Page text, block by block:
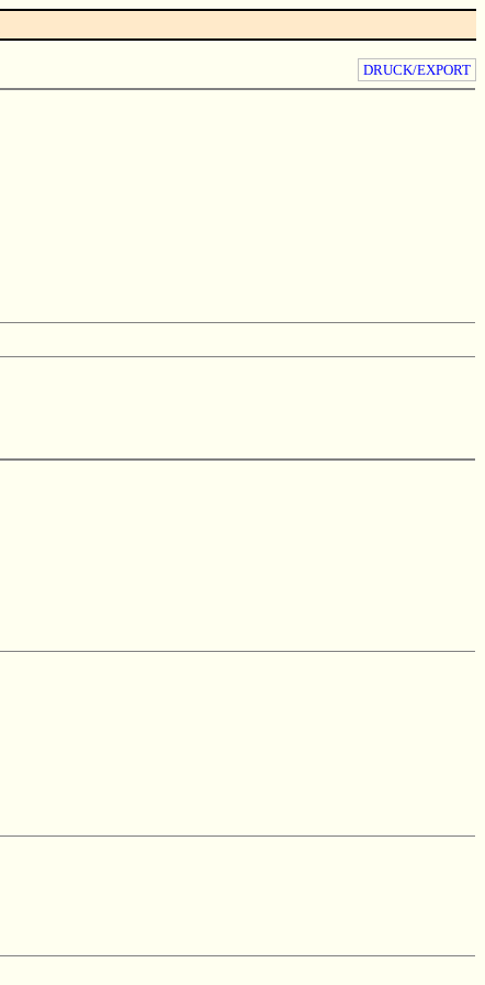
DRUCK/EXPORT